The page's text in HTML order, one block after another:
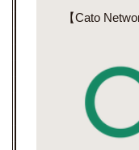
【Cato